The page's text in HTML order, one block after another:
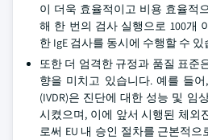
이 더욱 효율적이고 비용 효율적
해 한 번의 검사 실행으로 100개
한 IgE 검사를 동시에 수행할 수 있
또한 더 엄격한 규정과 품질 표준
향을 미치고 있습니다. 예를 들어
(IVDR)은 진단에 대한 성능 및 임
시켰으며, 이에 앞서 시행된 체외
로써 EU 내 승인 절차를 근본적